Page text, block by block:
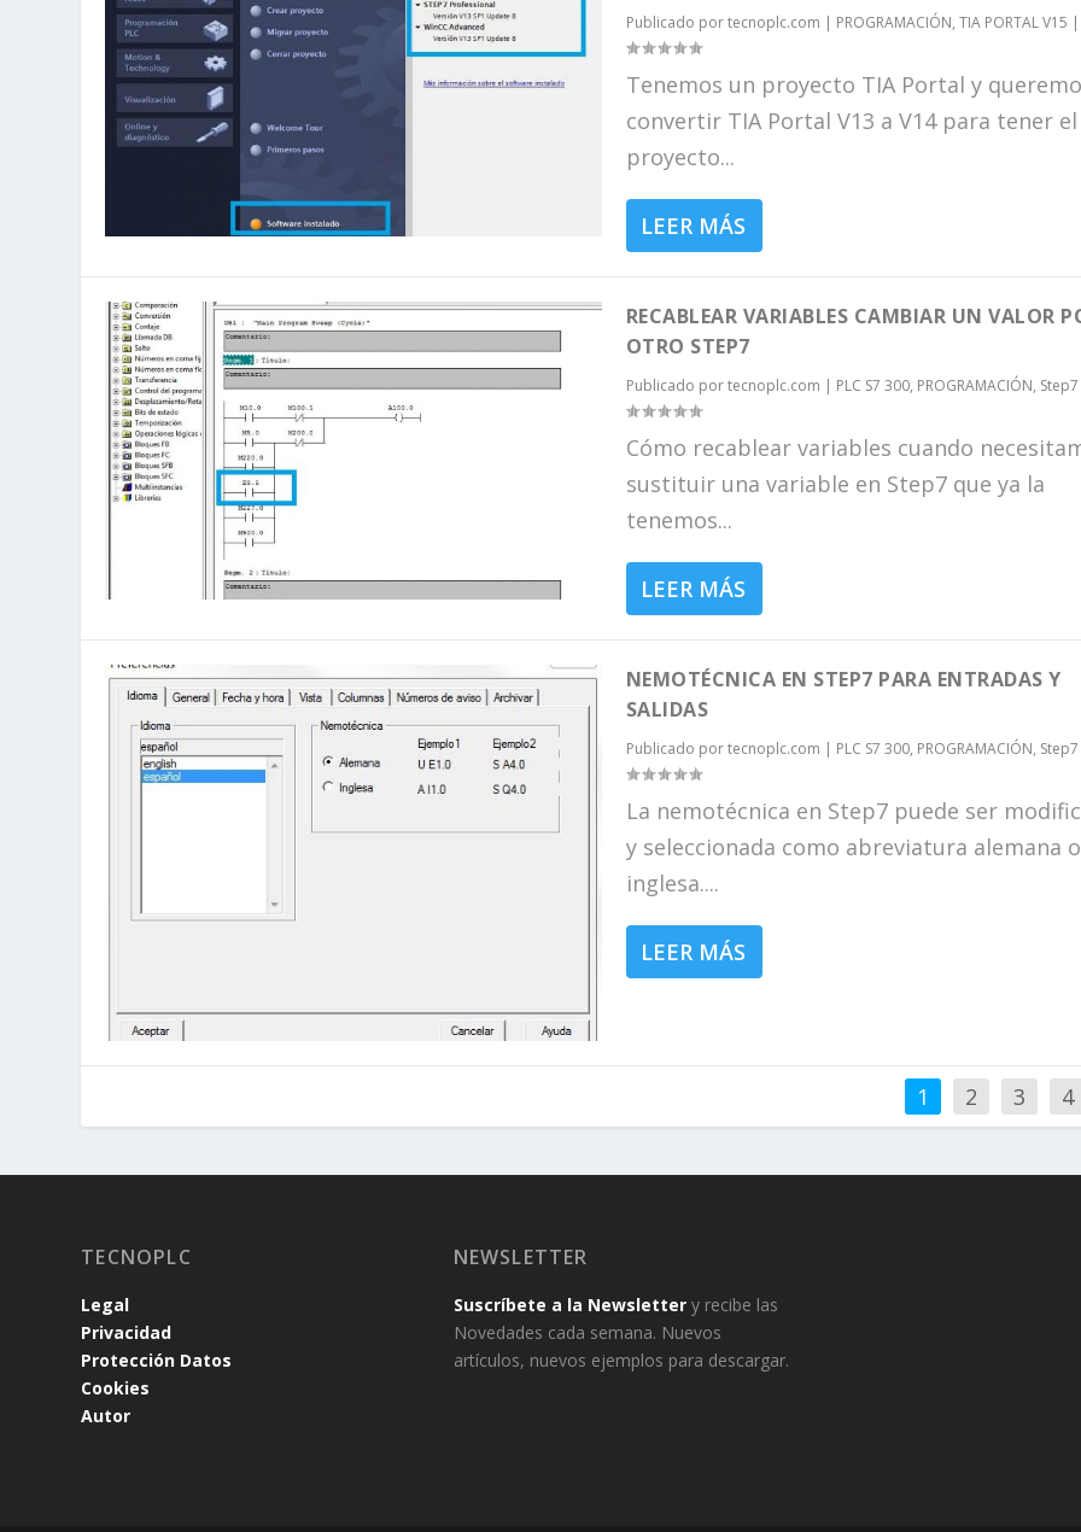
Publicado portecnoplc.com | PROGRAMACIÓN, TIA PORTAL V15 |
Tenemos un proyecto TIA Portal y
convertir TIA Portal V13 a V14 para tener el
proyecto...
LEER MÁS
RECABLEAR VARIABLES CAMBIAR UN VALOR
OTRO STEP7
Publicado portecnoplc.com | PLC S7 300, PROGRAMACIÓN, Step7
Cómo recablear variables cuando
sustituir una variable en Step7 que ya la
tenemos...
LEER MÁS
NEMOTÉCNICA EN STEP7 PARA ENTRADAS Y
SALIDAS
Publicado portecnoplc.com | PLC S7 300, PROGRAMACIÓN, Step7
La nemotécnica en Step7 puede ser
y seleccionada como abreviatura alemana o
inglesa....
LEER MÁS
1 2 3 4
TECNOPLC
Legal
Privacidad
Protección Datos
Cookies
Autor
NEWSLETTER
Suscríbete a la Newslettery recibe las
Novedades cada semana. Nuevos
artículos, nuevos ejemplos para descargar.